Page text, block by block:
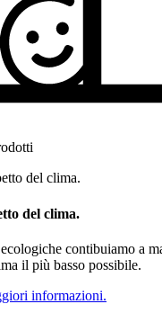
del clima.
contibuiamo a
il più basso possibile.
informazioni.